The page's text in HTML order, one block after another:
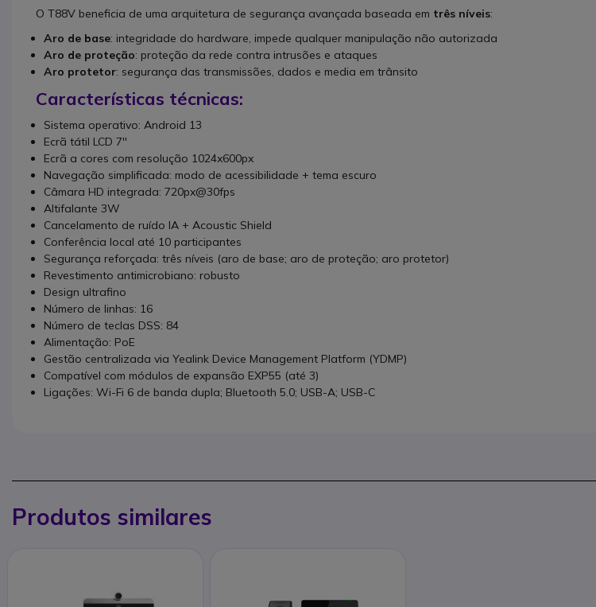
O T88V beneficia de uma arquitetura de segurança avançada baseada em três níveis:
Aro de base: integridade do hardware, impede qualquer manipulação não autorizada
Aro de proteção: proteção da rede contra intrusões e ataques
Aro protetor: segurança das transmissões, dados e media em trânsito
Características técnicas:
Sistema operativo: Android 13
Ecrã tátil LCD 7''
Ecrã a cores com resolução 1024x600px
Navegação simplificada: modo de acessibilidade + tema escuro
Câmara HD integrada: 720px@30fps
Altifalante 3W
Cancelamento de ruído IA + Acoustic Shield
Conferência local até 10 participantes
Segurança reforçada: três níveis (aro de base; aro de proteção; aro protetor)
Revestimento antimicrobiano: robusto
Design ultrafino
Número de linhas: 16
Número de teclas DSS: 84
Alimentação: PoE
Gestão centralizada via Yealink Device Management Platform (YDMP)
Compatível com módulos de expansão EXP55 (até 3)
Ligações: Wi-Fi 6 de banda dupla; Bluetooth 5.0; USB-A; USB-C
Produtos similares